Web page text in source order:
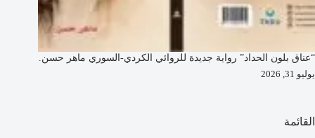
“عناق بلون الحداد” رواية جديدة للروائي الكردي-السوري ماهر حسن.
يوليو 31, 2026
القائمة